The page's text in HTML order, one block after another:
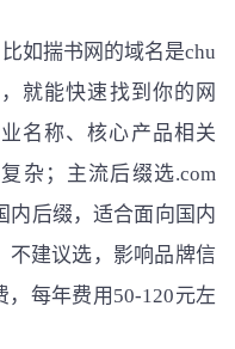
如揣书网的域名是chu
就能快速找到你的网
名称、核心产品相关
杂；主流后缀选.com
内后缀，适合面向国内
不建议选，影响品牌信
每年费用50-120元左